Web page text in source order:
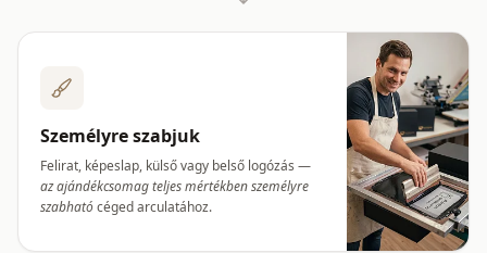
Személyre szabjuk
Felirat, képeslap, külső vagy belső logózás —
az ajándékcsomag teljes mértékben személyre
szabhatócéged arculatához.